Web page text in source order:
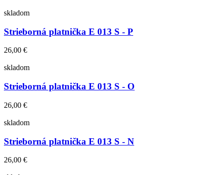
skladom
Strieborná platnička E 013 S - P
26,00 €
skladom
Strieborná platnička E 013 S - O
26,00 €
skladom
Strieborná platnička E 013 S - N
26,00 €